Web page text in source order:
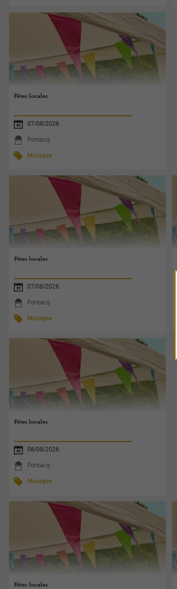
Fêtes locales
07/08/2026
Pontacq
Musique
Fêtes locales
07/08/2026
Pontacq
Musique
Fêtes locales
08/08/2026
Pontacq
Musique
Fêtes locales